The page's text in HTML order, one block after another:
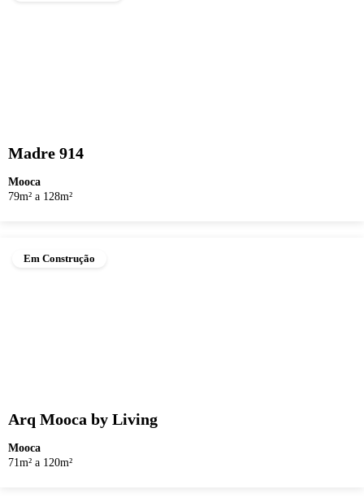
Madre 914
Mooca
79m² a 128m²
Em Construção
Arq Mooca by Living
Mooca
71m² a 120m²